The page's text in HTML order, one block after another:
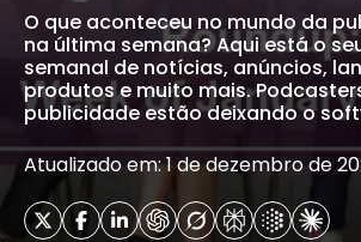
O que aconteceu no mundo da
na última semana? Aqui está o
semanal de notícias, anúncios,
produtos e muito mais.
publicidade estão deixando o
Atualizado em: 1 de dezembro de